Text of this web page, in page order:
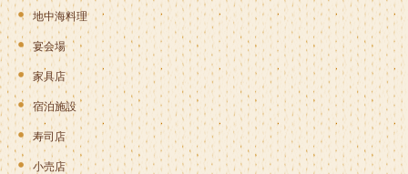
地中海料理
宴会場
家具店
宿泊施設
寿司店
小売店